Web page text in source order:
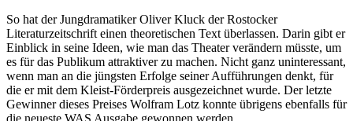
So hat der Jungdramatiker Oliver Kluck der Rostocker
Literaturzeitschrift einen theoretischen Text überlassen. Darin gibt er
Einblick in seine Ideen, wie man das Theater verändern müsste, um
es für das Publikum attraktiver zu machen. Nicht ganz uninteressant,
wenn man an die jüngsten Erfolge seiner Aufführungen denkt, für
die er mit dem Kleist-Förderpreis ausgezeichnet wurde. Der letzte
Gewinner dieses Preises Wolfram Lotz konnte übrigens ebenfalls für
die neueste WAS Ausgabe gewonnen werden.